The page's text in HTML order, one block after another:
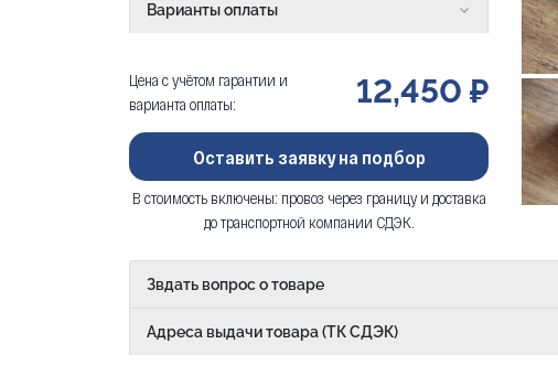
Варианты оплаты
Цена с учётом гарантии и
варианта оплаты:
12,450 ₽
Оставить заявку на подбор
В стоимость включены: провоз через границу и доставка
до транспортной компании СДЭК.
Звдать вопрос о товаре
Адреса выдачи товара (ТК СДЭК)